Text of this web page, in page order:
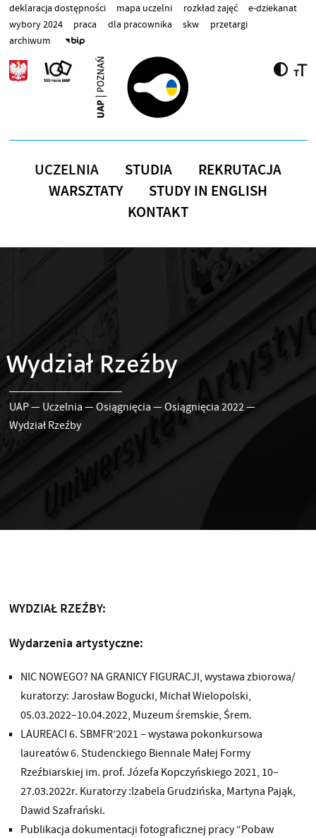
Przejdź do treści
deklaracja dostępności mapa uczelni rozkład zajęć
e-dziekanat
wybory 2024
praca dla pracownika skw
przetargi
archiwum
UCZELNIA STUDIA
REKRUTACJA
WARSZTATY
STUDY IN ENGLISH
KONTAKT
Wydział Rzeźby
UAP— Uczelnia —Osiągnięcia —Osiągnięcia 2022—
Wydział Rzeźby
WYDZIAŁ RZEŹBY:
Wydarzenia artystyczne:
NIC NOWEGO? NA GRANICY FIGURACJI, wystawa zbiorowa/
kuratorzy: Jarosław Bogucki, Michał Wielopolski,
05.03.2022–10.04.2022, Muzeum śremskie, Śrem.
LAUREACI 6. SBMFR’2021 – wystawa pokonkursowa
laureatów 6. Studenckiego Biennale Małej Formy
Rzeźbiarskiej im. prof. Józefa Kopczyńskiego 2021, 10–
27.03.2022r. Kuratorzy :Izabela Grudzińska, Martyna Pająk,
Dawid Szafrański.
Publikacja dokumentacji fotograficznej pracy “Pobaw